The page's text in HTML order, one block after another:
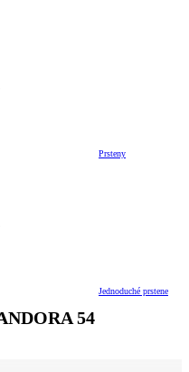
Prsteny
Jednoduché prstene
54